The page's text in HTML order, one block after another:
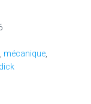
mécanique